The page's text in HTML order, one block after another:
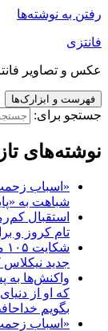
رفتن به نوشته‌ها
فانتزی
عکس و تصاویر
فهرست و ابزارک‌ها
جستجو برای:
نوشته‌های
«اسباب
شباهت به «پایتخت7» و چرخش
تام کروز و
جدید
واکنش‌ها به
که او از
بگویم
«اسباب